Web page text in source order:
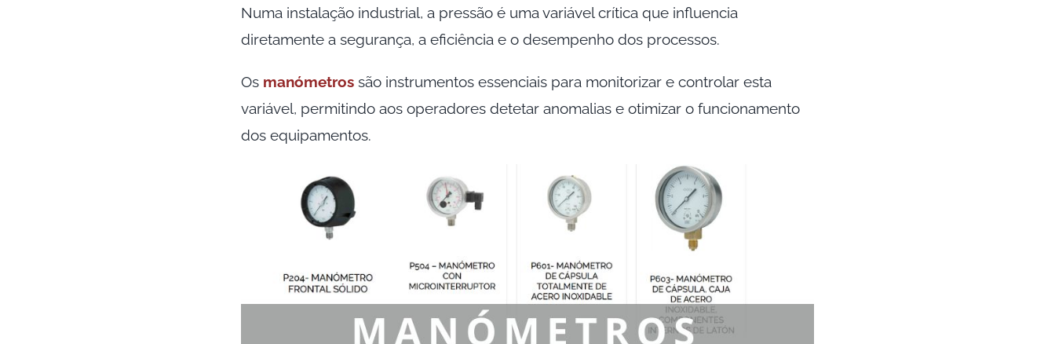
Numa instalação industrial, a pressão é uma variável crítica que influencia
diretamente a segurança, a eficiência e o desempenho dos processos.
Osmanómetros são instrumentos essenciais para monitorizar e controlar esta
variável, permitindo aos operadores detetar anomalias e otimizar o funcionamento
dos equipamentos.